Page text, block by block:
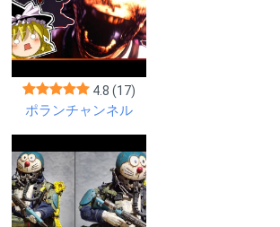
4.8 (17)
ポランチャンネル